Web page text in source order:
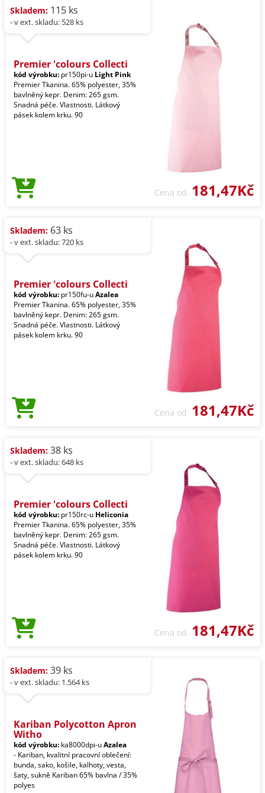
Skladem: 115 ks
- v ext. skladu: 528 ks
Premier 'colours Collecti
kód výrobku: pr150pi-u Light Pink
Premier Tkanina. 65% polyester, 35%
bavlněný kepr. Denim: 265 gsm.
Snadná péče. Vlastnosti. Látkový
pásek kolem krku. 90
Cena od 181,47Kč
Skladem: 63 ks
- v ext. skladu: 720 ks
Premier 'colours Collecti
kód výrobku: pr150fu-uAzalea
Premier Tkanina. 65% polyester, 35%
bavlněný kepr. Denim: 265 gsm.
Snadná péče. Vlastnosti. Látkový
pásek kolem krku. 90
Cena od 181,47Kč
Skladem: 38 ks
- v ext. skladu: 648 ks
Premier 'colours Collecti
kód výrobku: pr150rc-u Heliconia
Premier Tkanina. 65% polyester, 35%
bavlněný kepr. Denim: 265 gsm.
Snadná péče. Vlastnosti. Látkový
pásek kolem krku. 90
Cena od 181,47Kč
Skladem: 39 ks
- v ext. skladu: 1.564 ks
Kariban Polycotton Apron
Witho
kód výrobku: ka8000dpi-uAzalea
- Kariban, kvalitní pracovní oblečení:
bunda, sako, košile, kalhoty, vesta,
šaty, sukně Kariban 65% bavlna / 35%
polyes